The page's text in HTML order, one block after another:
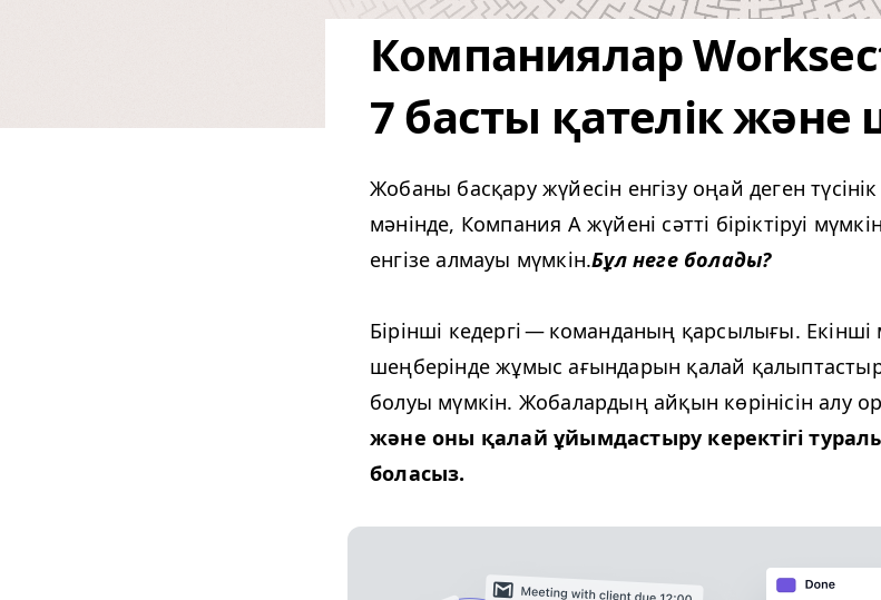
Компаниялар
7 басты қателік
Жобаны басқару жүйесін енгізу оңай деген
мәнінде, Компания А жүйені сәтті біріктіруі
енгізе алмауы мүмкін.Бұл неге болады?
Бірінші кедергі — команданың қарсылығы.
шеңберінде жұмыс ағындарын қалай қалыптастыру
болуы мүмкін. Жобалардың айқын көрінісін алу
және оны қалай ұйымдастыру керектігі туралы
боласыз.